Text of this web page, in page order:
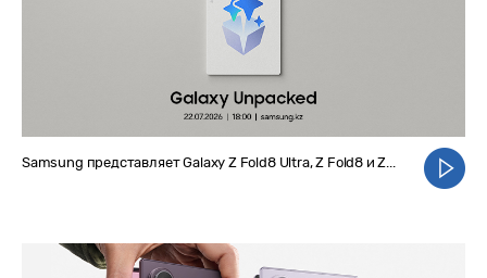
Samsung представляет Galaxy Z Fold8 Ultra, Z Fold8 и Z...